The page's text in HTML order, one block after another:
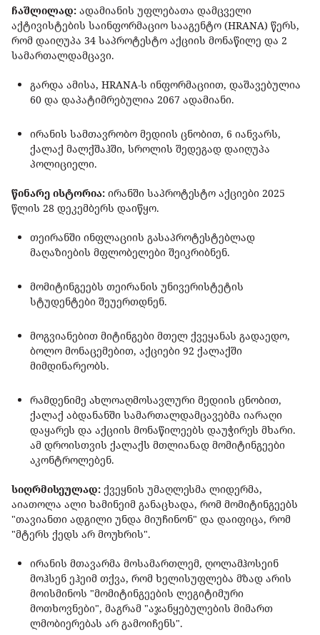
ჩაშლილად: ადამიანის უფლებათა დამცველი
აქტივისტების საინფორმაციო სააგენტო (HRANA) წერს,
რომ დაიღუპა 34 საპროტესტო აქციის მონაწილე და 2
სამართალდამცავი.
გარდა ამისა, HRANA-ს ინფორმაციით, დაშავებულია
60 და დაპატიმრებულია 2067 ადამიანი.
ირანის სამთავრობო მედიის ცნობით, 6 იანვარს,
ქალაქ მალქშაჰში, სროლის შედეგად დაიღუპა
პოლიციელი.
წინარე ისტორია: ირანში საპროტესტო აქციები 2025
წლის 28 დეკემბერს დაიწყო.
თეირანში ინფლაციის გასაპროტესტებლად
მაღაზიების მფლობელები შეიკრიბნენ.
მომიტინგეებს თეირანის უნივერისტეტის
სტუდენტები შეუერთდნენ.
მოგვიანებით მიტინგები მთელ ქვეყანას გადაედო,
ბოლო მონაცემებით, აქციები 92 ქალაქში
მიმდინარეობს.
რამდენიმე ახლოაღმოსავლური მედიის ცნობით,
ქალაქ აბდანანში სამართალდამცავებმა იარაღი
დაყარეს და აქციის მონაწილეებს დაუჭირეს მხარი.
ამ დროისთვის ქალაქს მთლიანად მომიტინგეები
აკონტროლებენ.
სიღრმისეულად: ქვეყნის უმაღლესმა ლიდერმა,
აიათოლა ალი ხამინეიმ განაცხადა, რომ მომიტინგეებს
"თავიანთი ადგილი უნდა მიუჩინონ" და დაიფიცა, რომ
"მტერს ქედს არ მოუხრის".
ირანის მთავარმა მოსამართლემ, ღოლამჰოსეინ
მოჰსენ ეჰეიმ თქვა, რომ ხელისუფლება მზად არის
მოისმინოს "მომიტინგეების ლეგიტიმური
მოთხოვნები", მაგრამ "აჯანყებულების მიმართ
ლმობიერებას არ გამოიჩენს".